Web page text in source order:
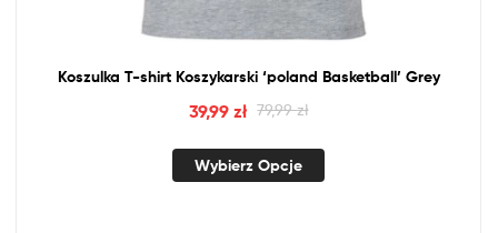
Koszulka T-shirt Koszykarski ‘poland Basketball’ Grey
79,99zł
39,99 zł
Wybierz Opcje